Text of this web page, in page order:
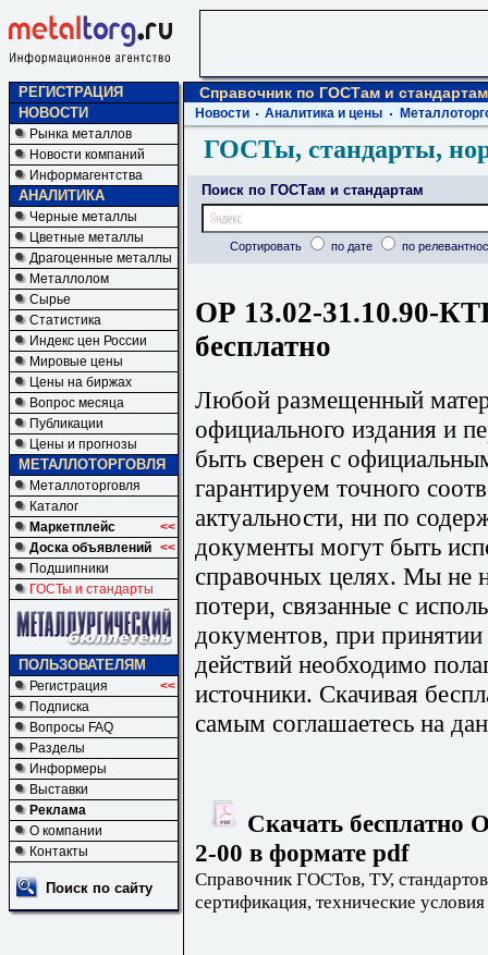
РЕГИСТРАЦИЯ
НОВОСТИ
Рынка металлов
Новости компаний
Информагентства
АНАЛИТИКА
Черные металлы
Цветные металлы
Драгоценные металлы
Металлолом
Сырье
Статистика
Индекс цен России
Мировые цены
Цены на биржах
Вопрос месяца
Публикации
Цены и прогнозы
МЕТАЛЛОТОРГОВЛЯ
Металлоторговля
Каталог
Маркетплейс
<<
Доска объявлений <<
Подшипники
ГОСТы и стандарты
ПОЛЬЗОВАТЕЛЯМ
Регистрация
<<
Подписка
Вопросы FAQ
Разделы
Информеры
Выставки
Реклама
О компании
Контакты
Поиск по сайту
Справочник по ГОСТам и стандартам
Новости Аналитика и цены
ГОСТы, стандарты,
Поиск по ГОСТам и стандартам
Сортировать по дате по
ОР 13.02-31.10.90-
бесплатно
Любой размещенный
официального издания и
быть сверен с
гарантируем точного
актуальности, ни по
документы могут быть
справочных целях. Мы не
потери, связанные с
документов, при
действий необходимо
источники. Скачивая
самым соглашаетесь на
Скачать бесплатно
2-00 в формате pdf
Справочник ГОСТов, ТУ,
сертификация, технические условия